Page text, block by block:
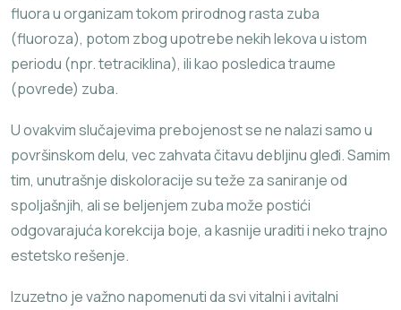
fluora u organizam tokom prirodnog rasta zuba
(fluoroza), potom zbog upotrebe nekih lekova u istom
periodu (npr. tetraciklina), ili kao posledica traume
(povrede) zuba.
U ovakvim slučajevima prebojenost se ne nalazi samo u
površinskom delu, vec zahvata čitavu debljinu gleđi. Samim
tim, unutrašnje diskoloracije su teže za saniranje od
spoljašnjih, ali se beljenjem zuba može postići
odgovarajuća korekcija boje, a kasnije uraditi i neko trajno
estetsko rešenje.
Izuzetno je važno napomenuti da svi vitalni i avitalni